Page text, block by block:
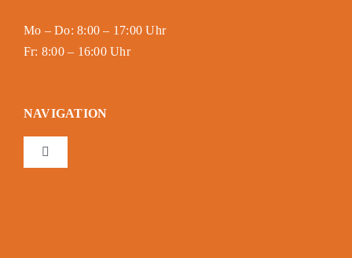
Mo – Do: 8:00 – 17:00 Uhr
Fr: 8:00 – 16:00 Uhr
NAVIGATION
Toggle
Navigation